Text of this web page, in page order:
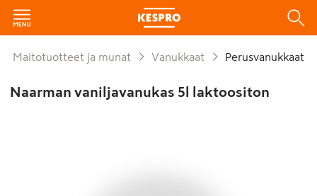
Maitotuotteet ja munat Vanukkaat Perusvanukkaat
Naarman vaniljavanukas 5l laktoositon